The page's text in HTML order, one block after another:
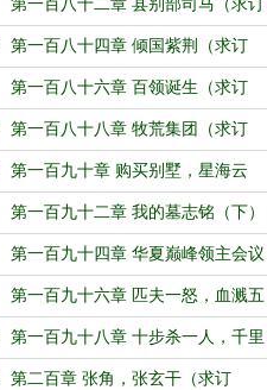
第一百八十二章 县别部司马（求订
阅）
第一百八十四章 倾国紫荆（求订
阅）
第一百八十六章 百领诞生（求订
阅！）
第一百八十八章 牧荒集团（求订
阅）
第一百九十章 购买别墅，星海云
府！
第一百九十二章 我的墓志铭（下）
第一百九十四章 华夏巅峰领主会议
（求订阅）
第一百九十六章 匹夫一怒，血溅五
步（求订阅）
第一百九十八章 十步杀一人，千里
不留痕（求订阅）
第二百章 张角，张玄干（求订